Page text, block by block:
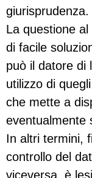
giurisprudenza.
La questione
di facile
può il datore di
utilizzo di
che mette a
eventualmente
In altri termini,
controllo del
viceversa, è